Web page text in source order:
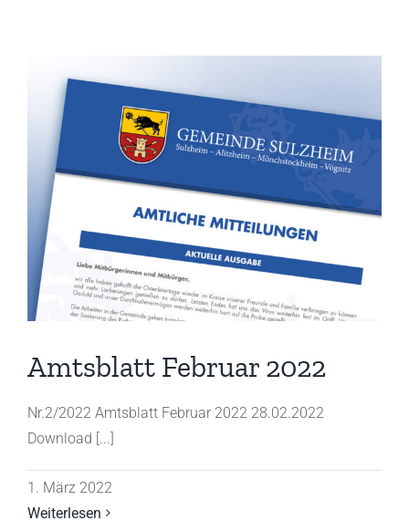
Amtsblatt Februar 2022
Nr.2/2022 Amtsblatt Februar 2022 28.02.2022
Download [...]
1. März 2022
Weiterlesen